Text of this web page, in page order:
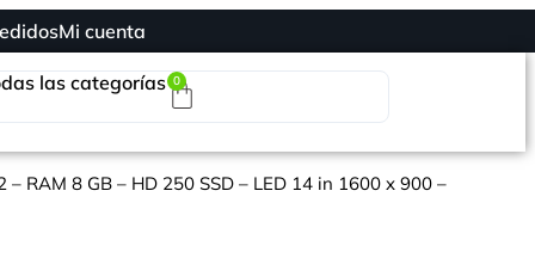
Mi cuenta
las categorías 0
RAM 8 GB – HD 250 SSD – LED 14 in 1600 x 900 –